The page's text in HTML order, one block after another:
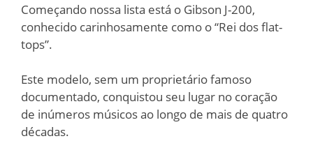
Começando nossa lista está o Gibson J-200,
conhecido carinhosamente como o “Rei dos flat-
tops”.
Este modelo, sem um proprietário famoso
documentado, conquistou seu lugar no coração
de inúmeros músicos ao longo de mais de quatro
décadas.